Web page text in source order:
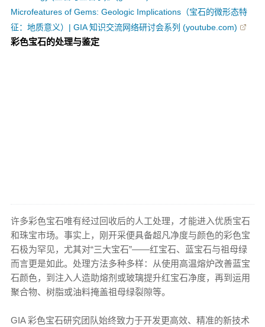
Microfeatures of Gems: Geologic Implications（宝石的微形态特
征：地质意义）| GIA 知识交流网络研讨会系列 (youtube.com)
彩色宝石的处理与鉴定
许多彩色宝石唯有经过回收后的人工处理，才能进入优质宝石
和珠宝市场。事实上，刚开采便具备超凡净度与颜色的彩色宝
石极为罕见，尤其对“三大宝石”——红宝石、蓝宝石与祖母绿
而言更是如此。处理方法多种多样：从使用高温熔炉改善蓝宝
石颜色，到注入人造助熔剂或玻璃提升红宝石净度，再到运用
聚合物、树脂或油料掩盖祖母绿裂隙等。
GIA 彩色宝石研究团队始终致力于开发更高效、精准的新技术